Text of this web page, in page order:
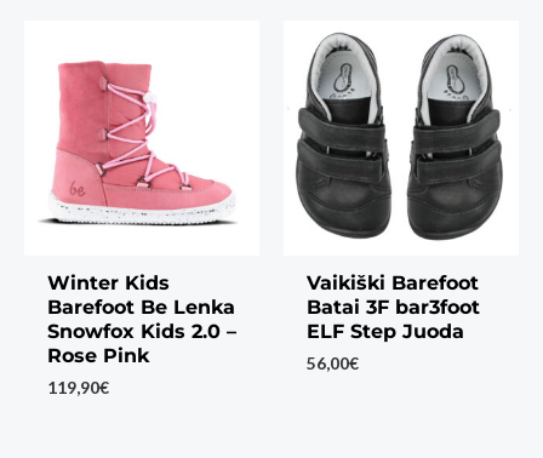
Winter Kids
Barefoot Be Lenka
Snowfox Kids 2.0 –
Rose Pink
119,90€
Vaikiški Barefoot
Batai 3F bar3foot
ELF Step Juoda
56,00€